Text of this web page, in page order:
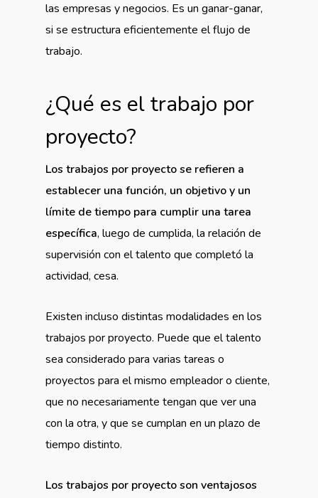
las empresas y negocios. Es un ganar-ganar,
si se estructura eficientemente el flujo de
trabajo.
¿Qué es el trabajo por
proyecto?
Los trabajos por proyecto se refieren a
establecer una función, un objetivo y un
límite de tiempo para cumplir una tarea
específica, luego de cumplida, la relación de
supervisión con el talento que completó la
actividad, cesa.
Existen incluso distintas modalidades en los
trabajos por proyecto. Puede que el talento
sea considerado para varias tareas o
proyectos para el mismo empleador o cliente,
que no necesariamente tengan que ver una
con la otra, y que se cumplan en un plazo de
tiempo distinto.
Los trabajos por proyecto son ventajosos